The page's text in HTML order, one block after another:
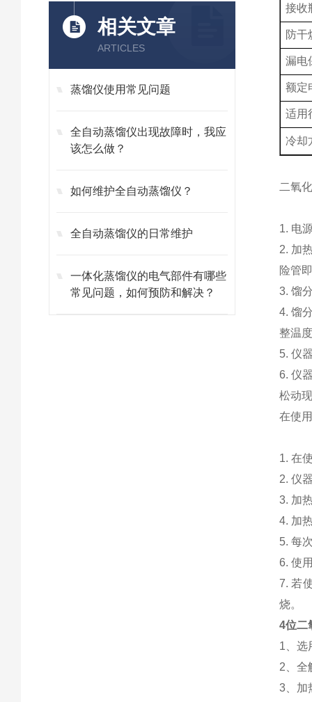
相关文章
ARTICLES
蒸馏仪使用常见问题
全自动蒸馏仪出现故障时，我应
该怎么做？
如何维护全自动蒸馏仪？
全自动蒸馏仪的日常维护
一体化蒸馏仪的电气部件有哪些
常见问题，如何预防和解决？
接收
防干
漏电
额定
适用
冷却
二氧
1. 电
2. 加
险管
3. 馏
4. 馏
整温
5. 仪
6. 仪
松动
在使
1. 在
2. 仪
3. 加
4. 加
5. 每
6. 使
7. 若
烧。
4位二
1、选
2、全
3、加